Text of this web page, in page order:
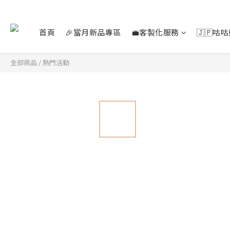
首頁 🎉當月新品專區 💼客製化服務 🇯🇵咕咕
全部商品 /熱門活動